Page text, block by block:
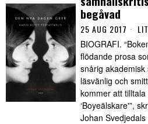
begåvad
25 AUG 2017
BIOGRAFI.
flödande prosa
snårig
läsvänlig och
kommer att tilltala
‘Boyeälskare'”,
Johan